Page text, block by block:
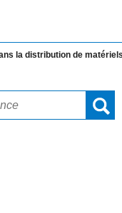
la distribution dematériels